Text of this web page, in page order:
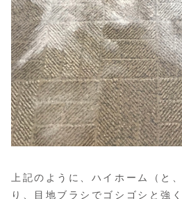
上記のように、ハイホーム（と
り、目地ブラシでゴシゴシと強